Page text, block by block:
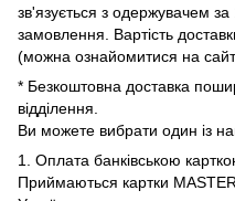
зв'язується з одержувачем
замовлення. Вартість
(можна ознайомитися на
* Безкоштовна доставка
відділення.
Ви можете вибрати один із
1. Оплата банківською
Приймаються картки